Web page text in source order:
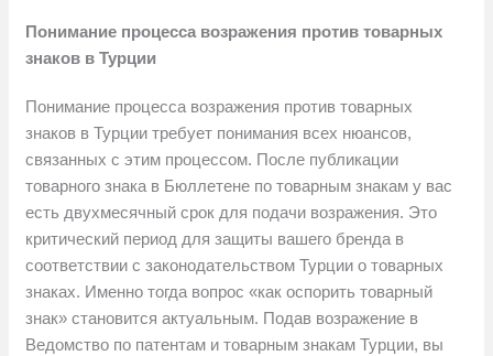
Понимание процесса возражения против товарных
знаков в Турции
Понимание процесса возражения против товарных
знаков в Турции требует понимания всех нюансов,
связанных с этим процессом. После публикации
товарного знака в Бюллетене по товарным знакам у вас
есть двухмесячный срок для подачи возражения. Это
критический период для защиты вашего бренда в
соответствии с законодательством Турции о товарных
знаках. Именно тогда вопрос «как оспорить товарный
знак» становится актуальным. Подав возражение в
Ведомство по патентам и товарным знакам Турции, вы